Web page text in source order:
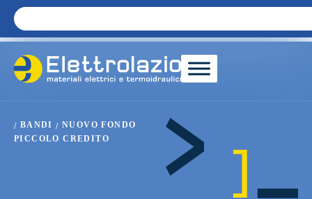
/ BANDI / NUOVO FONDO
PICCOLO CREDITO